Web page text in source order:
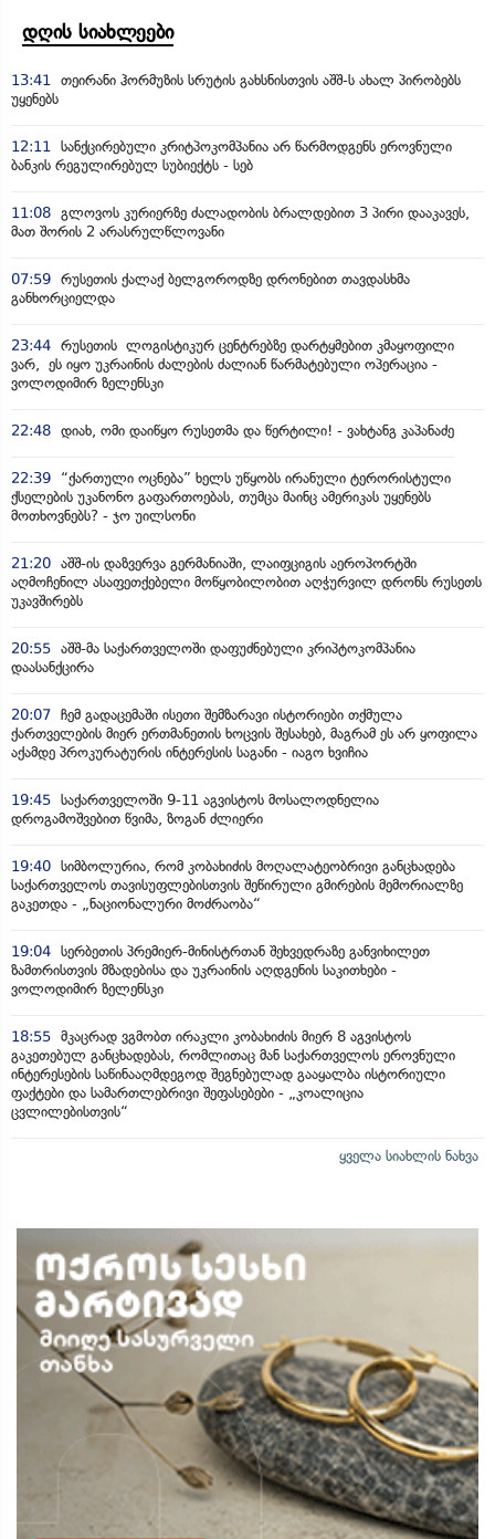
დღის სიახლეები
13:41
თეირანი ჰორმუზის სრუტის გახსნისთვის აშშ-ს ახალ პირობებს
უყენებს
12:11
სანქცირებული კრიტპოკომპანია არ წარმოდგენს ეროვნული
ბანკის რეგულირებულ სუბიექტს - სებ
11:08 გლოვოს კურიერზე ძალადობის ბრალდებით 3 პირი დააკავეს,
მათ შორის 2 არასრულწლოვანი
07:59 რუსეთის ქალაქ ბელგოროდზე დრონებით თავდასხმა
განხორციელდა
23:44 რუსეთის ლოგისტიკურ ცენტრებზე დარტყმებით კმაყოფილი
ვარ, ეს იყო უკრაინის ძალების ძალიან წარმატებული ოპერაცია -
ვოლოდიმირ ზელენსკი
22:48 დიახ, ომი დაიწყო რუსეთმა და წერტილი! - ვახტანგ კაპანაძე
22:39
“ქართული ოცნება” ხელს უწყობს ირანული ტერორისტული
ქსელების უკანონო გაფართოებას, თუმცა მაინც ამერიკას უყენებს
მოთხოვნებს? - ჯო უილსონი
21:20 აშშ-ის დაზვერვა გერმანიაში, ლაიფციგის აეროპორტში
აღმოჩენილ ასაფეთქებელი მოწყობილობით აღჭურვილ დრონს რუსეთს
უკავშირებს
20:55 აშშ-მა საქართველოში დაფუძნებული კრიპტოკომპანია
დაასანქცირა
20:07 ჩემ გადაცემაში ისეთი შემზარავი ისტორიები თქმულა
ქართველების მიერ ერთმანეთის ხოცვის შესახებ, მაგრამ ეს არ ყოფილა
აქამდე პროკურატურის ინტერესის საგანი - იაგო ხვიჩია
19:45 საქართველოში 9-11 აგვისტოს მოსალოდნელია
დროგამოშვებით წვიმა, ზოგან ძლიერი
19:40 სიმბოლურია, რომ კობახიძის მოღალატეობრივი განცხადება
საქართველოს თავისუფლებისთვის შეწირული გმირების მემორიალზე
გაკეთდა - „ნაციონალური მოძრაობა“
19:04 სერბეთის პრემიერ-მინისტრთან შეხვედრაზე განვიხილეთ
ზამთრისთვის მზადებისა და უკრაინის აღდგენის საკითხები -
ვოლოდიმირ ზელენსკი
18:55 მკაცრად ვგმობთ ირაკლი კობახიძის მიერ 8 აგვისტოს
გაკეთებულ განცხადებას, რომლითაც მან საქართველოს ეროვნული
ინტერესების საწინააღმდეგოდ შეგნებულად გააყალბა ისტორიული
ფაქტები და სამართლებრივი შეფასებები - „კოალიცია
ცვლილებისთვის“
ყველა სიახლის ნახვა